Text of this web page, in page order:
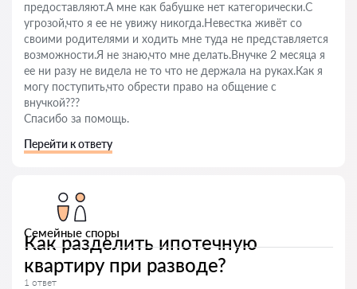
предоставляют.А мне как бабушке нет категорически.С
угрозой,что я ее не увижу никогда.Невестка живёт со
своими родителями и ходить мне туда не представляется
возможности.Я не знаю,что мне делать.Внучке 2 месяца я
ее ни разу не видела не то что не держала на руках.Как я
могу поступить,что обрести право на общение с
внучкой???
Спасибо за помощь.
Перейти к ответу
Семейные споры
Как разделить ипотечную
квартиру при разводе?
1 ответ